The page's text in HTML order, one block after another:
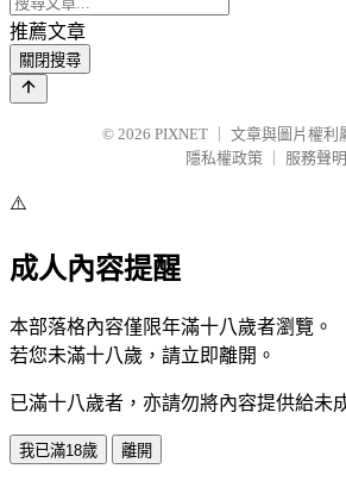
推薦文章
關閉搜尋
© 2026 PIXNET
文章與圖片權利
隱私權政策
服務聲明
⚠️
成人內容提醒
本部落格內容僅限年滿十八歲者瀏覽。
若您未滿十八歲，請立即離開。
已滿十八歲者，亦請勿將內容提供給未
我已滿18歲 離開